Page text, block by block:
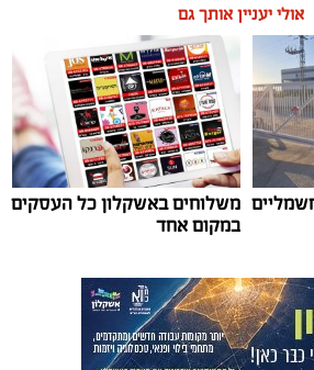
אולי יעניין אותך גם
משלוחים באשקלון כל העסקים
במקום אחד